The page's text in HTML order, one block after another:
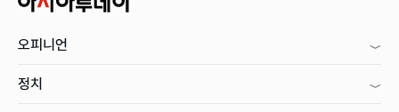
오피니언
정치